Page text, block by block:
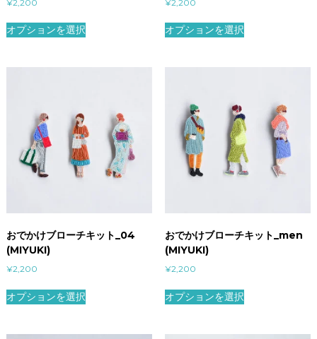
¥2,200
オプションを選択
¥2,200
オプションを選択
おでかけブローチキット_04
(MIYUKI)
¥2,200
オプションを選択
おでかけブローチキット_men
(MIYUKI)
¥2,200
オプションを選択